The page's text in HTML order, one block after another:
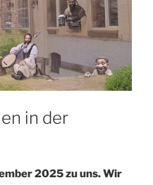
in der
2025 zu uns.Wir